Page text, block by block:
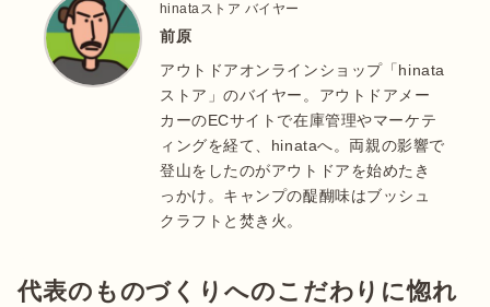
hinataストア バイヤー
前原
アウトドアオンラインショップ「hinata
ストア」のバイヤー。アウトドアメー
カーのECサイトで在庫管理やマーケテ
ィングを経て、hinataへ。両親の影響で
登山をしたのがアウトドアを始めたき
っかけ。キャンプの醍醐味はブッシュ
クラフトと焚き火。
代表のものづくりへのこだわりに惚れ